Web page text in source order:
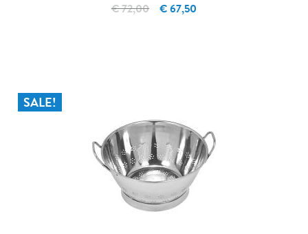
€ 67,50
€ 72,00
SALE!